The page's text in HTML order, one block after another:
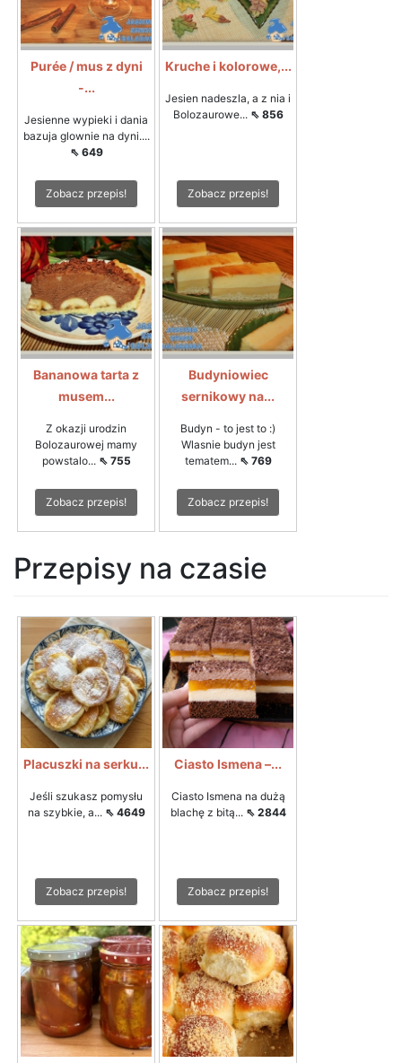
Purée / mus z dyni
-...
Jesienne wypieki i dania
bazuja glownie na dyni....
⇖ 649
Zobacz przepis!
Kruche i kolorowe,...
Jesien nadeszla, a z nia i
Bolozaurowe... ⇖ 856
Zobacz przepis!
Bananowa tarta z
musem...
Z okazji urodzin
Bolozaurowej mamy
powstalo... ⇖ 755
Zobacz przepis!
Budyniowiec
sernikowy na...
Budyn - to jest to :)
Wlasnie budyn jest
tematem... ⇖ 769
Zobacz przepis!
Przepisy na czasie
Placuszki na serku...
Jeśli szukasz pomysłu
na szybkie, a... ⇖ 4649
Zobacz przepis!
Ciasto Ismena –...
Ciasto Ismena na dużą
blachę z bitą... ⇖ 2844
Zobacz przepis!